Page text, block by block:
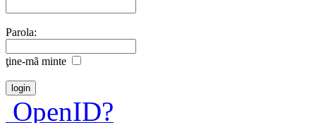
Parola:
ţine-mã minte
OpenID?